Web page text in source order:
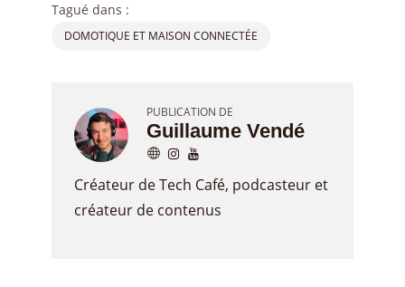
Tagué dans :
DOMOTIQUE ET MAISON CONNECTÉE
PUBLICATION DE
Guillaume Vendé
Créateur de Tech Café, podcasteur et
créateur de contenus